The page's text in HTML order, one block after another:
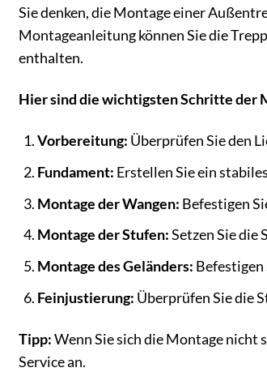
Sie denken, die Montage einer
Montageanleitung können Sie die
enthalten.
Hier sind die wichtigsten Schritte der
Vorbereitung: Überprüfen Sie den
Fundament: Erstellen Sie ein
Montage der Wangen: Befestigen
Montage der Stufen:Setzen Sie die
Montage des Geländers: Befestigen
Feinjustierung: Überprüfen Sie die
Tipp:Wenn Sie sich die Montage nicht
Service an.